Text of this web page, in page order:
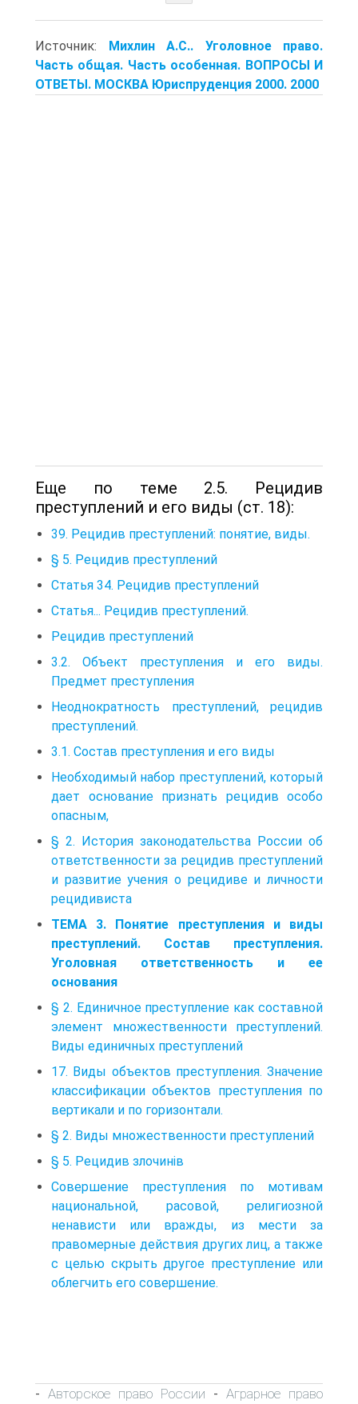
Источник: Михлин А.С.. Уголовное право.
Часть общая. Часть особенная. ВОПРОСЫ И
ОТВЕТЫ. МОСКВА Юриспруденция 2000. 2000
Еще по теме 2.5. Рецидив
преступлений и его виды (ст. 18):
39. Рецидив преступлений: понятие, виды.
§ 5. Рецидив преступлений
Статья 34. Рецидив преступлений
Статья... Рецидив преступлений.
Рецидив преступлений
3.2. Объект преступления и его виды.
Предмет преступления
Неоднократность преступлений, рецидив
преступлений.
3.1. Состав преступления и его виды
Необходимый набор преступлений, который
дает основание признать рецидив особо
опасным,
§ 2. История законодательства России об
ответственности за рецидив преступлений
и развитие учения о рецидиве и личности
рецидивиста
ТЕМА 3. Понятие преступления и виды
преступлений. Состав преступления.
Уголовная ответственность и ее
основания
§ 2. Единичное преступление как составной
элемент множественности преступлений.
Виды единичных преступлений
17. Виды объектов преступления. Значение
классификации объектов преступления по
вертикали и по горизонтали.
§ 2. Виды множественности преступлений
§ 5. Рецидив злочинів
Совершение преступления по мотивам
национальной, расовой, религиозной
ненависти или вражды, из мести за
правомерные действия других лиц, а также
с целью скрыть другое преступление или
облегчить его совершение.
- Авторское право России - Аграрное право